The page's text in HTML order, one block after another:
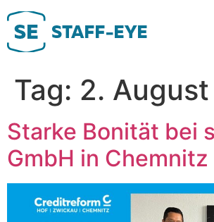
Zum
Inhalt
springen
Tag: 2.
Starke Bonität bei
GmbH in Chemnitz